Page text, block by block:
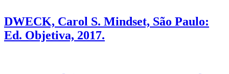
DWECK, Carol S. Mindset, São Paulo:
Ed. Objetiva, 2017.